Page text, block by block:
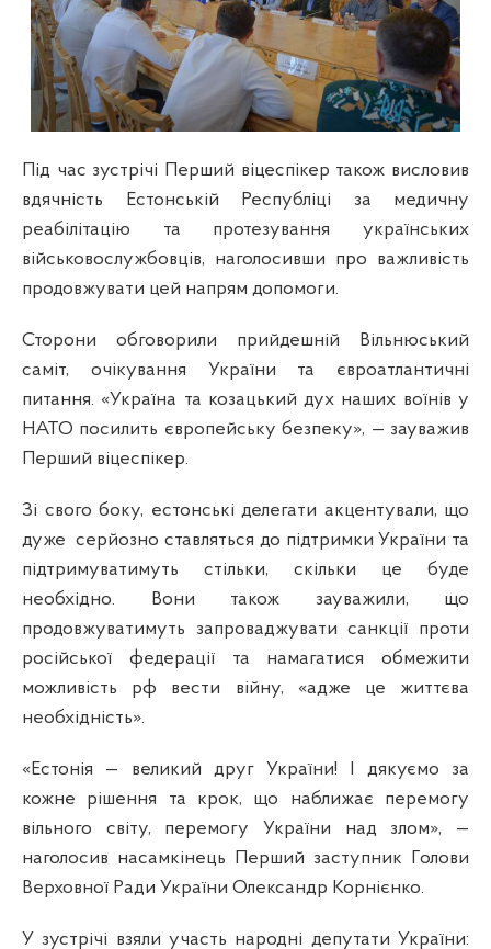
Під час зустрічі Перший віцеспікер також висловив
вдячність Естонській Республіці за медичну
реабілітацію та протезування українських
військовослужбовців, наголосивши про важливість
продовжувати цей напрям допомоги.
Сторони обговорили прийдешній Вільнюський
саміт, очікування України та євроатлантичні
питання. «Україна та козацький дух наших воїнів у
НАТО посилить європейську безпеку», — зауважив
Перший віцеспікер.
Зі свого боку, естонські делегати акцентували, що
дуже серйозно ставляться до підтримки України та
підтримуватимуть стільки, скільки це буде
необхідно. Вони також зауважили, що
продовжуватимуть запроваджувати санкції проти
російської федерації та намагатися обмежити
можливість рф вести війну, «адже це життєва
необхідність».
«Естонія — великий друг України! І дякуємо за
кожне рішення та крок, що наближає перемогу
вільного світу, перемогу України над злом», —
наголосив насамкінець Перший заступник Голови
Верховної Ради України Олександр Корнієнко.
У зустрічі взяли участь народні депутати України: